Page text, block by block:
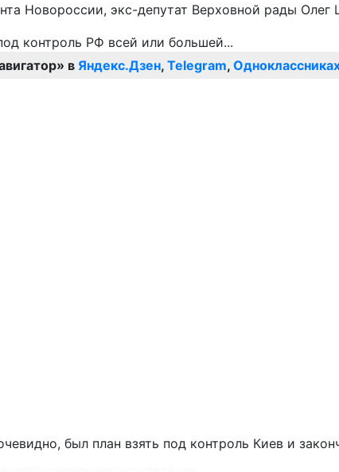
Новороссии, экс-депутат Верховной рады Олег
в Яндекс.Дзен, Telegram,
был план взять под контроль Киев и